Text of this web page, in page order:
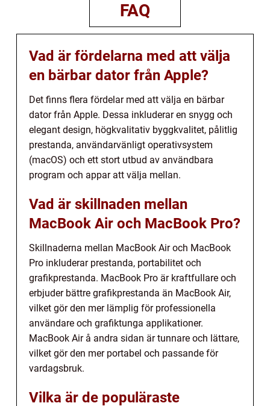
FAQ
Vad är fördelarna med att välja
en bärbar dator från Apple?
Det finns flera fördelar med att välja en bärbar
dator från Apple. Dessa inkluderar en snygg och
elegant design, högkvalitativ byggkvalitet, pålitlig
prestanda, användarvänligt operativsystem
(macOS) och ett stort utbud av användbara
program och appar att välja mellan.
Vad är skillnaden mellan
MacBook Air och MacBook Pro?
Skillnaderna mellan MacBook Air och MacBook
Pro inkluderar prestanda, portabilitet och
grafikprestanda. MacBook Pro är kraftfullare och
erbjuder bättre grafikprestanda än MacBook Air,
vilket gör den mer lämplig för professionella
användare och grafiktunga applikationer.
MacBook Air å andra sidan är tunnare och lättare,
vilket gör den mer portabel och passande för
vardagsbruk.
Vilka är de populäraste